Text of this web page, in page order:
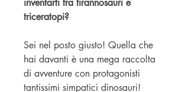
inventarti tra tirannosauri e
triceratopi?
Sei nel posto giusto! Quella che
hai davanti è una mega raccolta
di avventure con protagonisti
tantissimi simpatici dinosauri!